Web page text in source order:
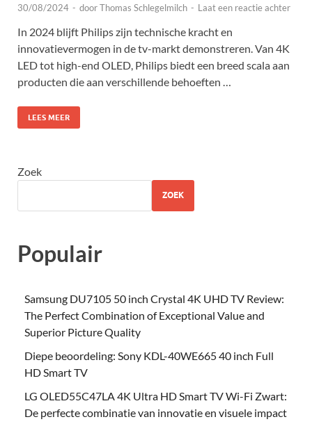
30/08/2024 - doorThomas Schlegelmilch - Laat een reactie achter
In 2024 blijft Philips zijn technische kracht en
innovatievermogen in de tv-markt demonstreren. Van 4K
LED tot high-end OLED, Philips biedt een breed scala aan
producten die aan verschillende behoeften …
LEES MEER
Zoek
ZOEK
Populair
Samsung DU7105 50 inch Crystal 4K UHD TV Review:
The Perfect Combination of Exceptional Value and
Superior Picture Quality
Diepe beoordeling: Sony KDL-40WE665 40 inch Full
HD Smart TV
LG OLED55C47LA 4K Ultra HD Smart TV Wi-Fi Zwart:
De perfecte combinatie van innovatie en visuele impact